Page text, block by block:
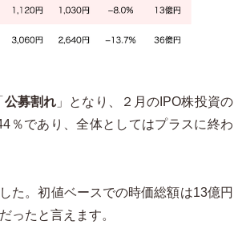
公募割れ 」となり、２月の IPO株投資の
％であり、全体としてはプラスに終わ
た。初値ベースでの時価総額は13億円
ったと言えます。